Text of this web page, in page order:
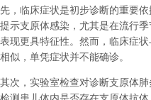
先，临床症状是初步诊断的重要
提示支原体感染，尤其是在流行
表现更具特征性。然而，临床症
相似，单凭症状并不能确诊。
其次，实验室检查对诊断支原体
检测患儿体内是否存在支原体抗